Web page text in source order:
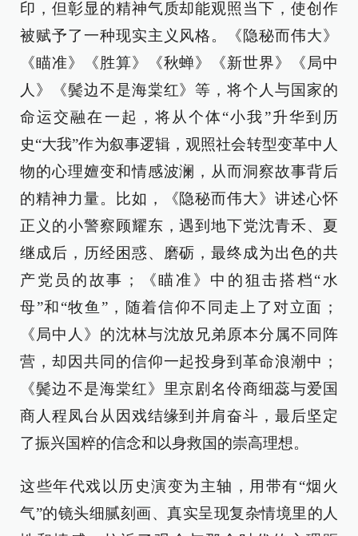
印，但彰显的精神气质却能观照当下，使创作
被赋予了一种现实主义风格。《隐秘而伟大》
《瞄准》《胜算》《秋蝉》《新世界》《局中
人》《鬓边不是海棠红》等，将个人与国家的
命运交融在一起，将从个体“小我”升华到历
史“大我”作为叙事逻辑，观照社会转型变革中人
物的心理嬗变和情感波澜，从而洞察故事背后
的精神力量。比如，《隐秘而伟大》讲述心怀
正义的小警察顾耀东，遇到地下党沈青禾、夏
继成后，历经困惑、磨砺，最终成为出色的共
产党员的故事；《瞄准》中的狙击搭档“水
母”和“牧鱼”，随着信仰不同走上了对立面；
《局中人》的沈林与沈放兄弟原本分属不同阵
营，却因共同的信仰一起投身到革命浪潮中；
《鬓边不是海棠红》里京剧名伶商细蕊与爱国
商人程凤台从因戏结缘到并肩奋斗，最后坚定
了振兴国粹的信念和以身救国的崇高理想。
这些年代戏以历史演变为主轴，用带有“烟火
气”的镜头细腻刻画、真实呈现复杂情境里的人